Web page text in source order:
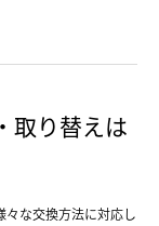
取り替えは
々な交換方法に対応し